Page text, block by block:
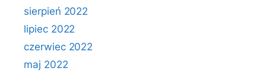
sierpień 2022
lipiec 2022
czerwiec 2022
maj 2022